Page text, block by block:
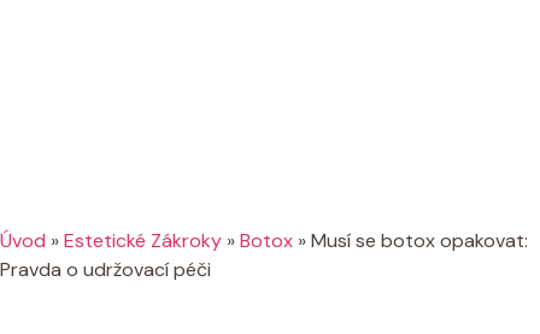
Úvod »Estetické Zákroky »Botox »Musí se botox opakovat:
Pravda o udržovací péči